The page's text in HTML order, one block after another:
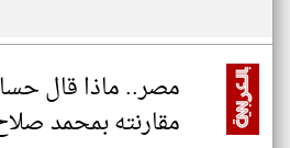
مصر.. ماذا قال
مقارنته بمحمد